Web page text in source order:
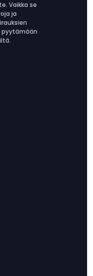
Vaikka se
ja
pyytämään